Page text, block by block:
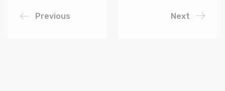
Previous Next